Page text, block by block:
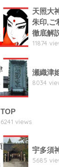
天照大
朱印,ご
徹底解
11874
瀬織津
8034
TOP
6241 views
宇多須
5685